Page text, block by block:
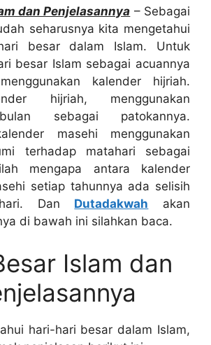
dan Penjelasannya – Sebagai
seharusnya kita mengetahui
besar dalam Islam. Untuk
besar Islam sebagai acuannya
kalender hijriah.
hijriah, menggunakan
sebagai patokannya.
masehi menggunakan
terhadap matahari sebagai
mengapa antara kalender
setiap tahunnya ada selisih
Dan Dutadakwah akan
di bawah ini silahkan baca.
Islam dan
hari-hari besar dalam Islam,